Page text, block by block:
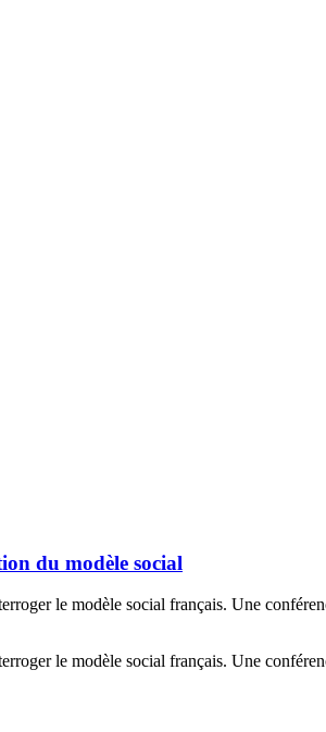
du modèle social
le modèle social français. Une
le modèle social français. Une